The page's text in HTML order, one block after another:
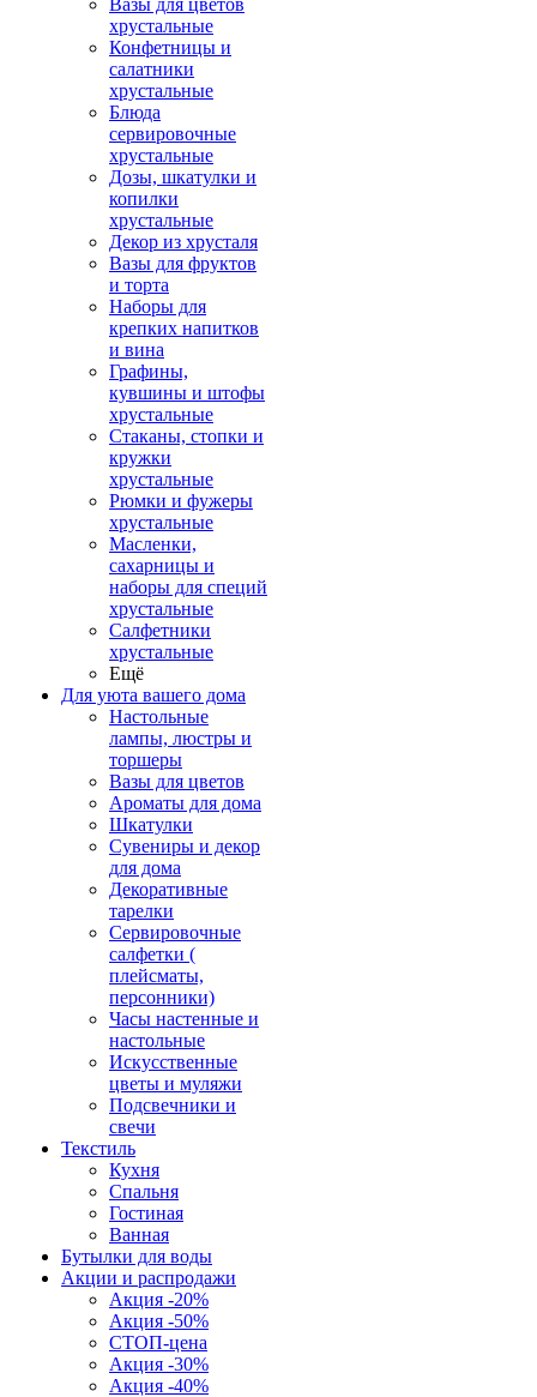
Вазы для цветов
хрустальные
Конфетницы и
салатники
хрустальные
Блюда
сервировочные
хрустальные
Дозы, шкатулки и
копилки
хрустальные
Декор из хрусталя
Вазы для фруктов
и торта
Наборы для
крепких напитков
и вина
Графины,
кувшины и штофы
хрустальные
Стаканы, стопки и
кружки
хрустальные
Рюмки и фужеры
хрустальные
Масленки,
сахарницы и
наборы для специй
хрустальные
Салфетники
хрустальные
Ещё
Для уюта вашего дома
Настольные
лампы, люстры и
торшеры
Вазы для цветов
Ароматы для дома
Шкатулки
Сувениры и декор
для дома
Декоративные
тарелки
Сервировочные
салфетки (
плейсматы,
персонники)
Часы настенные и
настольные
Искусственные
цветы и муляжи
Подсвечники и
свечи
Текстиль
Кухня
Спальня
Гостиная
Ванная
Бутылки для воды
Акции и распродажи
Акция -20%
Акция -50%
СТОП-цена
Акция -30%
Акция -40%